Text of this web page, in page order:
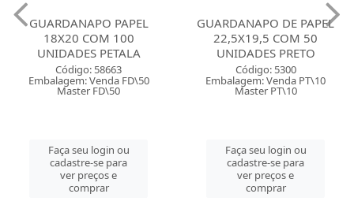
GUARDANAPO PAPEL
18X20 COM 100
UNIDADES PETALA
Código: 58663
Embalagem: Venda FD\50
Master FD\50
Faça seu login ou
cadastre-se para
ver preços e
comprar
GUARDANAPO DE PAPEL
22,5X19,5 COM 50
UNIDADES PRETO
Código: 5300
Embalagem: Venda PT\10
Master PT\10
Faça seu login ou
cadastre-se para
ver preços e
comprar